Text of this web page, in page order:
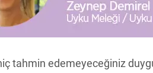
tahmin edemeyeceğiniz